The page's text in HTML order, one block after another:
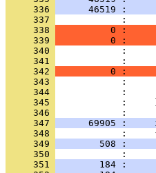
     336
46519 :
     337
     338
0 :
     339
0 :
     340
     341
     342
0 :
     343
     344
     345
     346
     347
69905 :
     348
     349
508 :
     350
     351
184 :